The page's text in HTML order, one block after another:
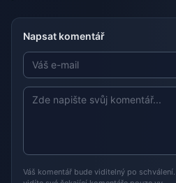
Napsat komentář
Váš komentář bude viditelný po